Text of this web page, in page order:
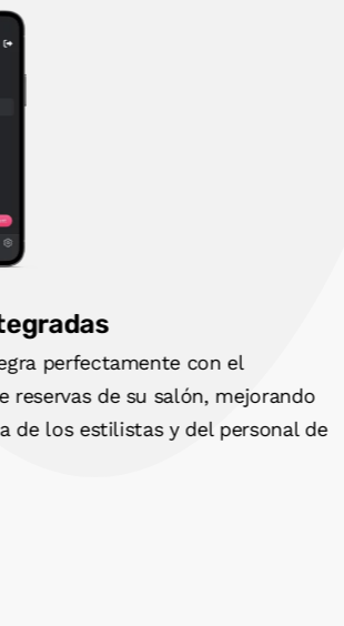
perfectamente con el
reservas de su salón, mejorando
de los estilistas y del personal de